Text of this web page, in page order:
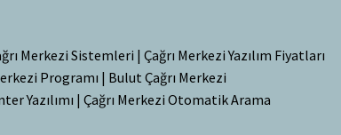
Merkezi Sistemleri | Çağrı Merkezi Yazılım Fiyatları
Programı | Bulut Çağrı Merkezi
Yazılımı | Çağrı Merkezi Otomatik Arama